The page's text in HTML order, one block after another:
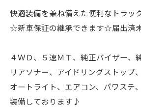
快適装備を兼ね備えた便利なトラッ
☆新車保証の継承できます☆届出済
４ＷＤ、５速ＭＴ、純正バイザー、
リアソナー、アイドリングストップ、
オートライト、エアコン、パワステ
装備しております♪